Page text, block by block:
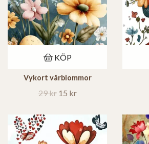
KÖP
Vykort vårblommor
29 kr 15 kr